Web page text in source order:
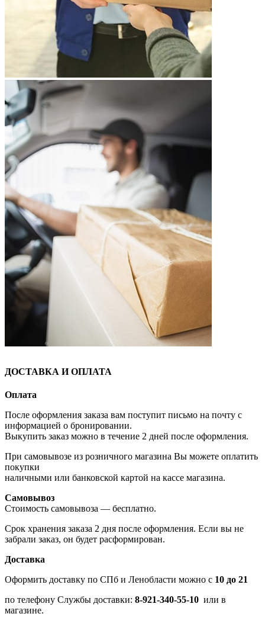
ДОСТАВКА И ОПЛАТА
Оплата
После оформления заказа вам поступит письмо на почту с
информацией о бронировании.
Выкупить заказ можно в течение 2 дней после оформления.
При самовывозе из розничного магазина Вы можете оплатить
покупки
наличными или банковской картой на кассе магазина.
Самовывоз
Стоимость самовывоза — бесплатно.
Срок хранения заказа 2 дня после оформления. Если вы не
забрали заказ, он будет расформирован.
Доставка
Оформить доставку по СПб и Ленобласти можно с 10 до 21
по телефону Службы доставки: 8-921-340-55-10 или в
магазине.